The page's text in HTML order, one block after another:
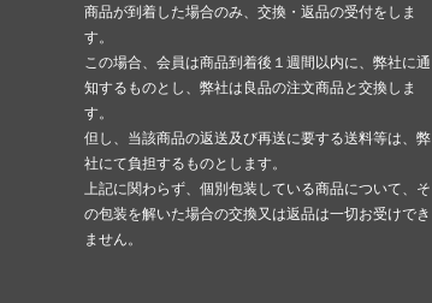
商品が到着した場合のみ、交換・返品の受付をしま
す。
この場合、会員は商品到着後１週間以内に、弊社に通
知するものとし、弊社は良品の注文商品と交換しま
す。
但し、当該商品の返送及び再送に要する送料等は、弊
社にて負担するものとします。
上記に関わらず、個別包装している商品について、そ
の包装を解いた場合の交換又は返品は一切お受けでき
ません。